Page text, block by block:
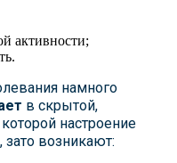
активности;
намного
в скрытой,
настроение
возникают: